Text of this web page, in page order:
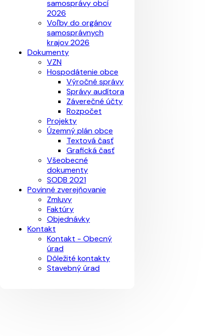
samosprávy obcí
2026
Voľby do orgánov
samosprávnych
krajov 2026
Dokumenty
VZN
Hospodátenie obce
Výročné správy
Správy audítora
Záverečné účty
Rozpočet
Projekty
Územný plán obce
Textová časť
Grafická časť
Všeobecné
dokumenty
SODB 2021
Povinné zverejňovanie
Zmluvy
Faktúry
Objednávky
Kontakt
Kontakt - Obecný
úrad
Dôležité kontakty
Stavebný úrad